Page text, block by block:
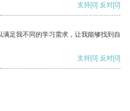
支持[0] 反对[0]
足我不同的学习需求，让我能够找到自
支持[0] 反对[0]